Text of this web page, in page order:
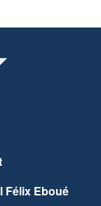
Félix Eboué